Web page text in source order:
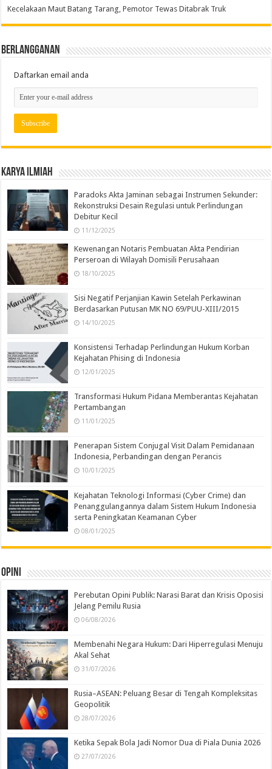
Kecelakaan Maut Batang Tarang, Pemotor Tewas Ditabrak Truk
Berlangganan
Daftarkan email anda
Karya Ilmiah
Paradoks Akta Jaminan sebagai Instrumen Sekunder:
Rekonstruksi Desain Regulasi untuk Perlindungan
Debitur Kecil
11/12/2025
Kewenangan Notaris Pembuatan Akta Pendirian
Perseroan di Wilayah Domisili Perusahaan
18/10/2025
Sisi Negatif Perjanjian Kawin Setelah Perkawinan
Berdasarkan Putusan MK NO 69/PUU-XIII/2015
14/10/2025
Konsistensi Terhadap Perlindungan Hukum Korban
Kejahatan Phising di Indonesia
12/01/2025
Transformasi Hukum Pidana Memberantas Kejahatan
Pertambangan
11/01/2025
Penerapan Sistem Conjugal Visit Dalam Pemidanaan
Indonesia, Perbandingan dengan Perancis
10/01/2025
Kejahatan Teknologi Informasi (Cyber Crime) dan
Penanggulangannya dalam Sistem Hukum Indonesia
serta Peningkatan Keamanan Cyber
08/01/2025
Opini
Perebutan Opini Publik: Narasi Barat dan Krisis Oposisi
Jelang Pemilu Rusia
06/08/2026
Membenahi Negara Hukum: Dari Hiperregulasi Menuju
Akal Sehat
31/07/2026
Rusia–ASEAN: Peluang Besar di Tengah Kompleksitas
Geopolitik
28/07/2026
Ketika Sepak Bola Jadi Nomor Dua di Piala Dunia 2026
27/07/2026